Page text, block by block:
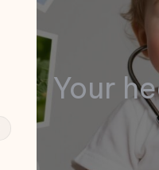
Your